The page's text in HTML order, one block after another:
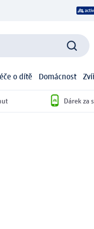
o dítě Domácnost
Dárek za